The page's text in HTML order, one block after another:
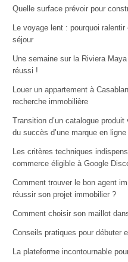
Quelle surface prévoir pour
Le voyage lent : pourquoi ralentir
séjour
Une semaine sur la Riviera
réussi !
Louer un appartement à
recherche immobilière
Transition d’un catalogue
du succès d’une marque en ligne
Les critères techniques
commerce éligible à Google
Comment trouver le bon agent
réussir son projet immobilier ?
Comment choisir son maillot
Conseils pratiques pour débuter
La plateforme incontournable